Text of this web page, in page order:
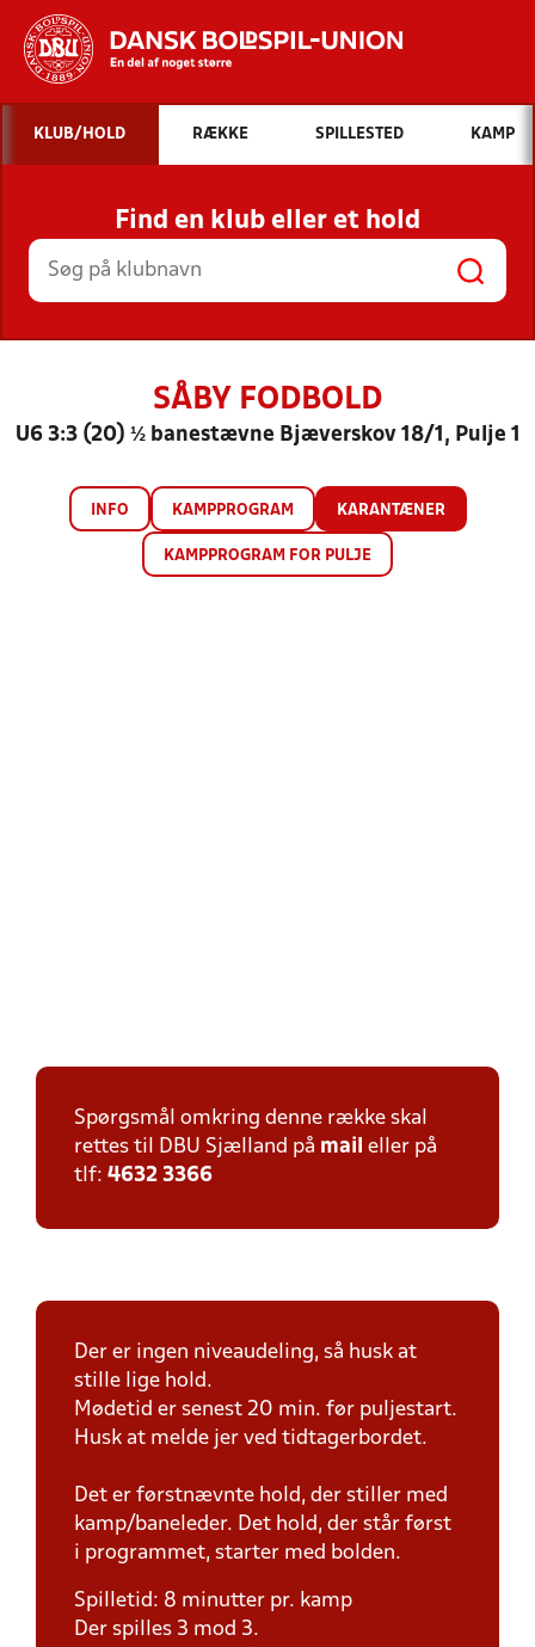
Hvad vil du søge efter?
INDHOLD OG NYHEDER
STILLINGER, RESULTATER, KLUBBER OG
HOLD
KLUB/HOLD RÆKKE SPILLESTED KAMP
Find en klub eller et hold
SÅBY FODBOLD
U6 3:3 (20) ½ banestævne Bjæverskov 18/1, Pulje 1
INFO KAMPPROGRAM KARANTÆNER
KAMPPROGRAM FOR PULJE
Spørgsmål omkring denne række skal
rettes til DBU Sjælland på mail eller på
tlf: 4632 3366
Der er ingen niveaudeling, så husk at
stille lige hold.
Mødetid er senest 20 min. før puljestart.
Husk at melde jer ved tidtagerbordet.
Det er førstnævnte hold, der stiller med
kamp/baneleder. Det hold, der står først
i programmet, starter med bolden.
Spilletid: 8 minutter pr. kamp
Der spilles 3 mod 3.